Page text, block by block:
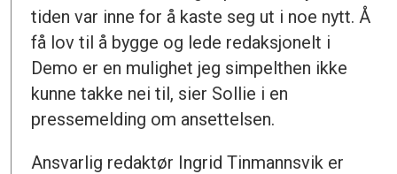
tiden var inne for å kaste seg ut i noe nytt. Å
få lov til å bygge og lede redaksjonelt i
Demo er en mulighet jeg simpelthen ikke
kunne takke nei til, sier Sollie i en
pressemelding om ansettelsen.
Ansvarlig redaktør Ingrid Tinmannsvik er